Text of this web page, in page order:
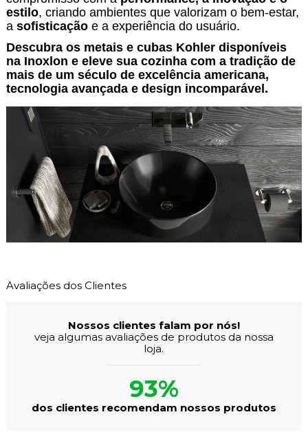
estilo, criando ambientes que valorizam o bem-estar,
a sofisticaçãoe a experiência do usuário.
Descubra os metais e cubas Kohler disponíveis
na Inoxlon e eleve sua cozinha com a tradição de
mais de um século de excelência americana,
tecnologia avançada e design incomparável.
Avaliações dos Clientes
Nossos clientes falam por nós!
veja algumas avaliações de produtos da nossa
loja.
93%
dos clientes recomendam nossos produtos